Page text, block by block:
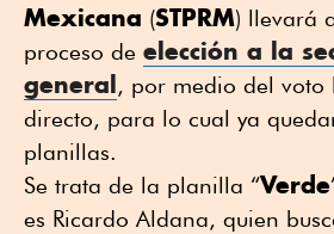
Mexicana (STPRM) llevará
proceso de elección a la
general, por medio del voto
directo, para lo cual ya
planillas.
Se trata de la planilla “Verde
es Ricardo Aldana, quien